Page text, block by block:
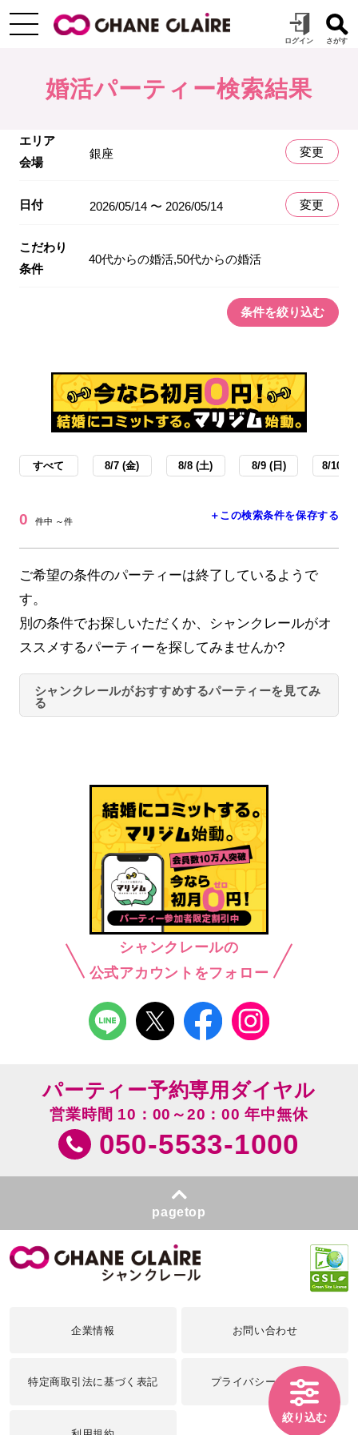
婚活パーティー検索結果
エリア
会場
銀座 変更
日付 2026/05/14 〜 2026/05/14 変更
こだわり
条件
40代からの婚活,50代からの婚活
条件を絞り込む
すべて 8/7 (金) 8/8 (土) 8/9 (日) 8/10 (
0 件中 ～件 ＋この検索条件を保存する
ご希望の条件のパーティーは終了しているようで
す。
別の条件でお探しいただくか、シャンクレールがオ
ススメするパーティーを探してみませんか?
シャンクレールがおすすめするパーティーを見てみ
る
シャンクレールの
公式アカウントをフォロー
絞り込む
パーティー予約専用ダイヤル
営業時間 10：00～20：00 年中無休
050-5533-1000
pagetop
企業情報 お問い合わせ
特定商取引法に基づく表記 プライバシーポリシー